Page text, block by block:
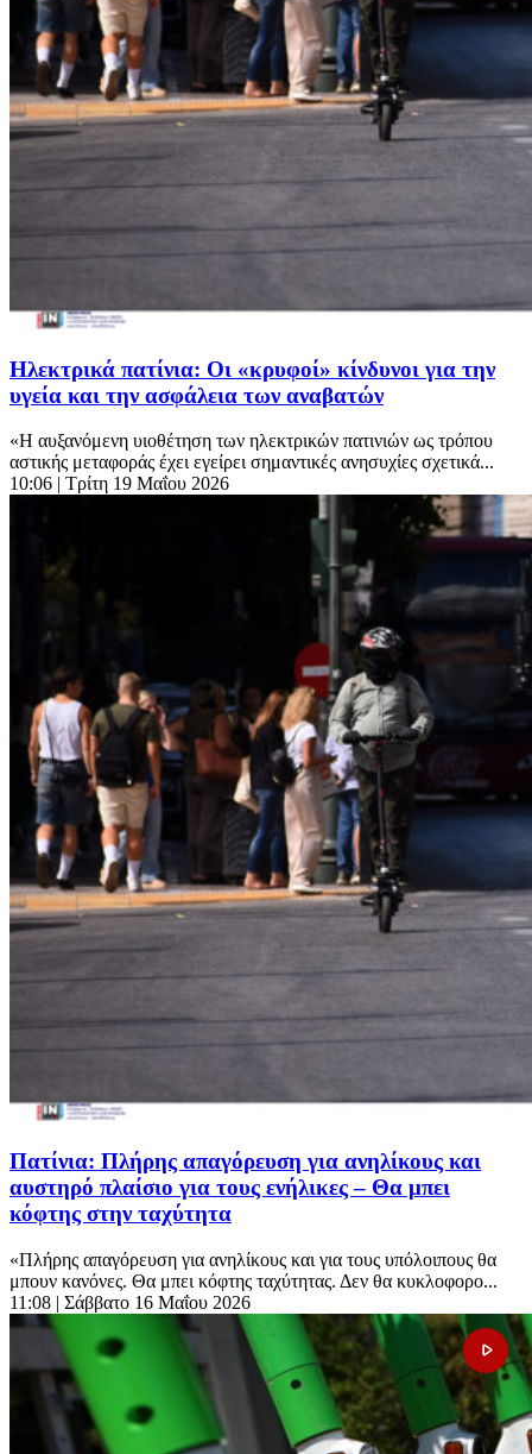
Ηλεκτρικά πατίνια: Οι «κρυφοί» κίνδυνοι για την
υγεία και την ασφάλεια των αναβατών
«Η αυξανόμενη υιοθέτηση των ηλεκτρικών πατινιών ως τρόπου
αστικής μεταφοράς έχει εγείρει σημαντικές ανησυχίες σχετικά...
10:06 | Τρίτη 19 Μαΐου 2026
Πατίνια: Πλήρης απαγόρευση για ανηλίκους και
αυστηρό πλαίσιο για τους ενήλικες – Θα μπει
κόφτης στην ταχύτητα
«Πλήρης απαγόρευση για ανηλίκους και για τους υπόλοιπους θα
μπουν κανόνες. Θα μπει κόφτης ταχύτητας. Δεν θα κυκλοφορο...
11:08 | Σάββατο 16 Μαΐου 2026